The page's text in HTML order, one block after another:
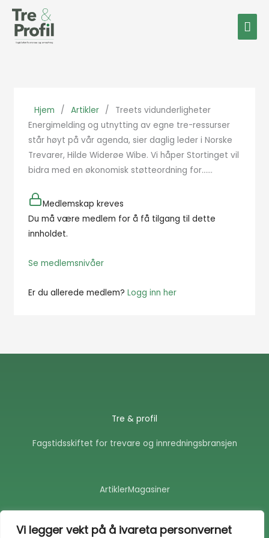
Vi legger vekt på å ivareta personvernet
Hopp
rett
Hjem / Artikler /
Treets vidunderligheter
Energimelding og utnytting av egne tre-ressurser
står høyt på vår agenda, sier daglig leder i Norske
Trevarer, Hilde Widerøe Wibe. Vi håper Stortinget vil
bidra med en økonomisk støtteordning for…...
Medlemskap kreves
Du må være medlem for å få tilgang til dette
innholdet.
Se medlemsnivåer
Er du allerede medlem?Logg inn her
Tre & profil
Fagstidsskiftet for trevare og innredningsbransjen
ArtiklerMagasiner
a n